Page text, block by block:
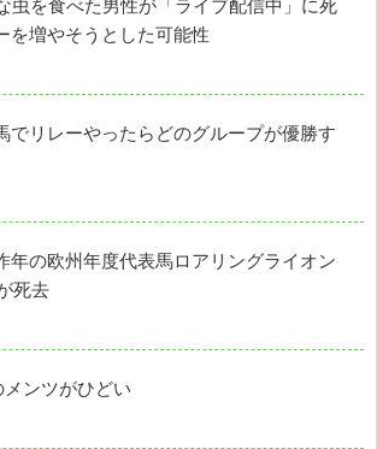
虫を食べた男性が「ライブ配信中」に死
を増やそうとした可能性
でリレーやったらどのグループが優勝す
年の欧州年度代表馬ロアリングライオン
死去
ンツがひどい